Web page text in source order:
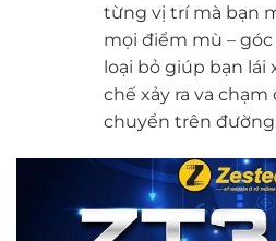
từng vị trí mà bạn
mọi điểm mù –
loại bỏ giúp bạn lái
chế xảy ra va
chuyển trên